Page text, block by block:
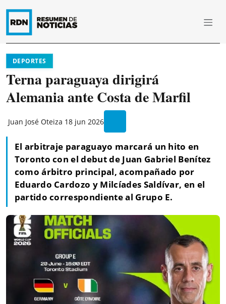
DEPORTES
Terna paraguaya dirigirá
Alemania ante Costa de Marfil
Juan José Oteiza 18 jun 2026
El arbitraje paraguayo marcará un hito en
Toronto con el debut de Juan Gabriel Benítez
como árbitro principal, acompañado por
Eduardo Cardozo y Milcíades Saldívar, en el
partido correspondiente al Grupo E.